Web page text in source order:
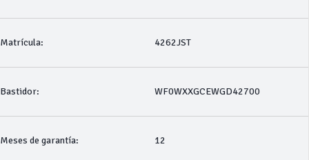
Matrícula: 4262JST
Bastidor: WF0WXXGCEWGD42700
Meses de garantía: 12